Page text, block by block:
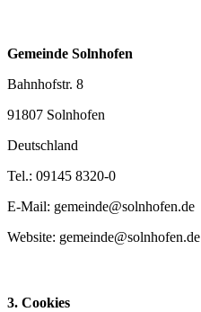
Gemeinde Solnhofen
Bahnhofstr. 8
91807 Solnhofen
Deutschland
Tel.: 09145 8320-0
E-Mail: gemeinde@solnhofen.de
Website: gemeinde@solnhofen.de
3. Cookies